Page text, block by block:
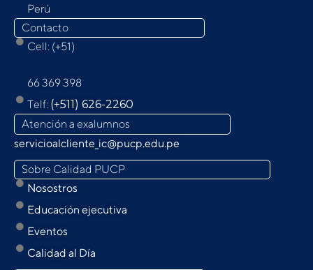
Perú
Contacto
Cell: (+51)
66 369 398
Telf: (+511) 626-2260
Atención a exalumnos
servicioalcliente_ic@pucp.edu.pe
Sobre Calidad PUCP
Nosostros
Educación ejecutiva
Eventos
Calidad al Día